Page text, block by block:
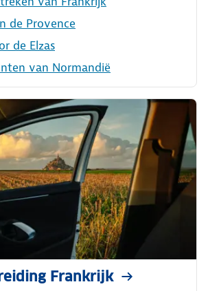
de Provence
de Elzas
van Normandië
Frankrijk